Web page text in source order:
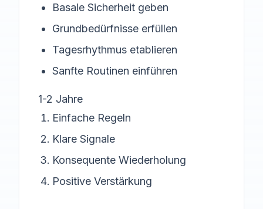
Basale Sicherheit geben
Grundbedürfnisse erfüllen
Tagesrhythmus etablieren
Sanfte Routinen einführen
1-2 Jahre
Einfache Regeln
Klare Signale
Konsequente Wiederholung
Positive Verstärkung